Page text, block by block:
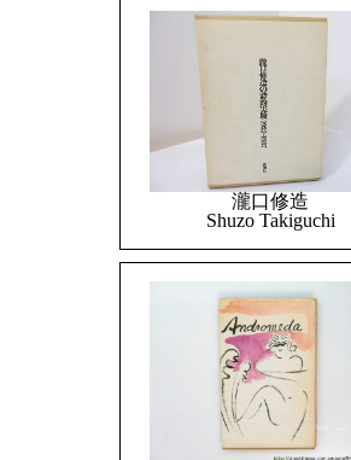
瀧口修造
Shuzo Takiguchi